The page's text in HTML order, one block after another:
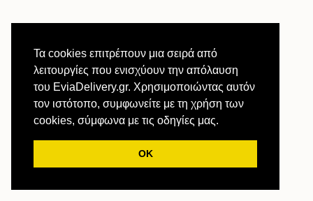
Τα cookies επιτρέπουν μια σειρά από
λειτουργίες που ενισχύουν την απόλαυση
του EviaDelivery.gr. Χρησιμοποιώντας αυτόν
τον ιστότοπο, συμφωνείτε με τη χρήση των
cookies, σύμφωνα με τις οδηγίες μας.
ΟΚ